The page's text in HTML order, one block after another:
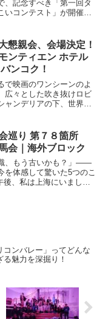
、記念すべき「第一回タ
いコンテスト」が開催さ
タイ龍馬会の久保副会長
た...
懇親会、会場決定！
ンティエン ホテル
ンコク！
で映画のワンシーンのよ
々とした吹き抜けロビ
ャンデリアの下、世界中
会場が、ついに決定しま
なん...
巡り 第７８箇所
会｜海外ブロック
、もう古いかも？」——
を体感して驚いた5つのこ
後、私は上海にいまし
コンバレー」ってどんな
魅力を深掘り！